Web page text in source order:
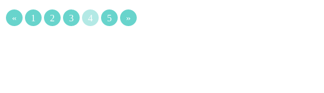
« 1 2 3 4 5 »